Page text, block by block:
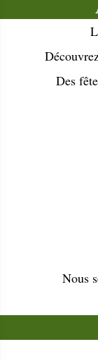
Contactez-nous
Des
Nous